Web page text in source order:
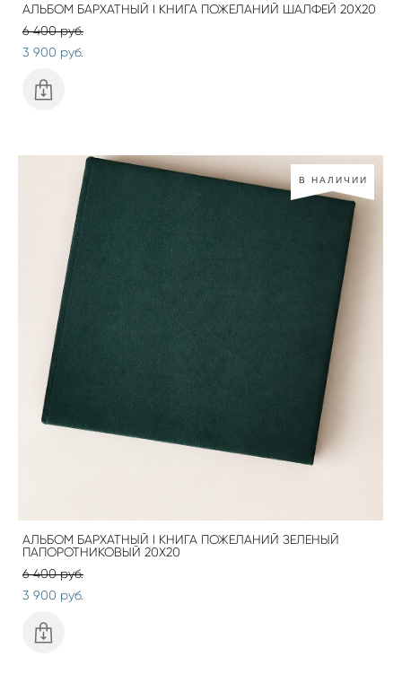
АЛЬБОМ БАРХАТНЫЙ I КНИГА ПОЖЕЛАНИЙ ШАЛФЕЙ 20Х20
6 400 pуб.
3 900 pуб.
В НАЛИЧИИ
АЛЬБОМ БАРХАТНЫЙ I КНИГА ПОЖЕЛАНИЙ ЗЕЛЕНЫЙ
ПАПОРОТНИКОВЫЙ 20Х20
6 400 pуб.
3 900 pуб.